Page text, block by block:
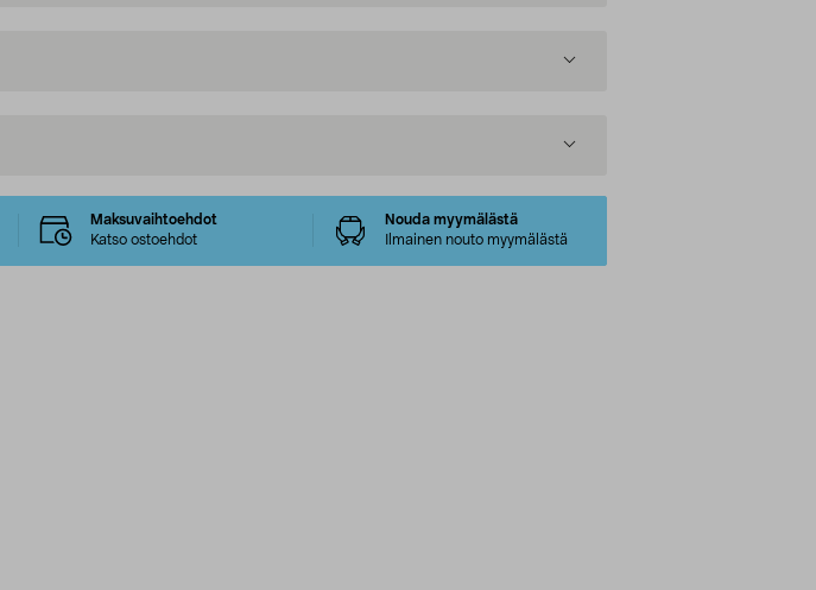
Maksuvaihtoehdot
Katso ostoehdot
Nouda myymälästä
Ilmainen nouto myymälästä